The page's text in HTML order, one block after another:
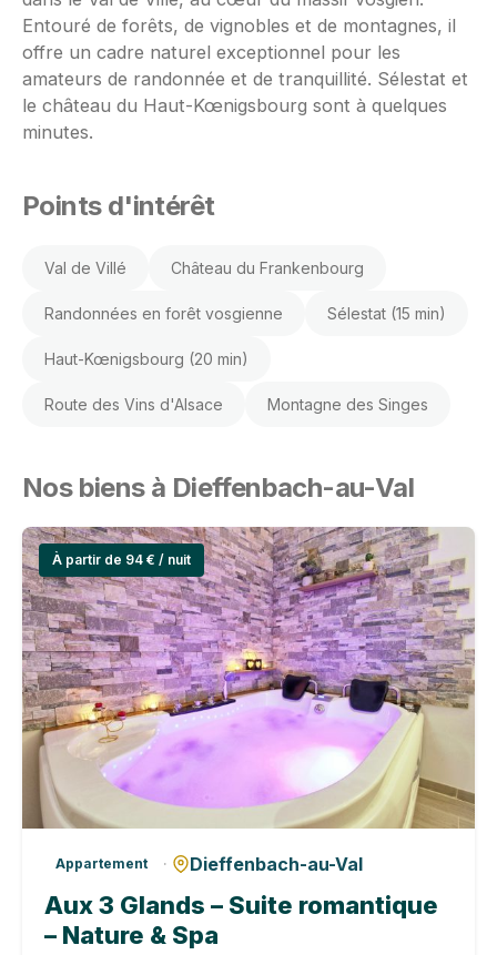
Entouré de forêts, de vignobles et de montagnes, il
offre un cadre naturel exceptionnel pour les
amateurs de randonnée et de tranquillité. Sélestat et
le château du Haut-Kœnigsbourg sont à quelques
minutes.
Points d'intérêt
Val de Villé Château du Frankenbourg
Randonnées en forêt vosgienne Sélestat (15 min)
Haut-Kœnigsbourg (20 min)
Route des Vins d'Alsace Montagne des Singes
Nos biens à Dieffenbach-au-Val
À partir de 94 € / nuit
Appartement · Dieffenbach-au-Val
Aux 3 Glands – Suite romantique
– Nature & Spa